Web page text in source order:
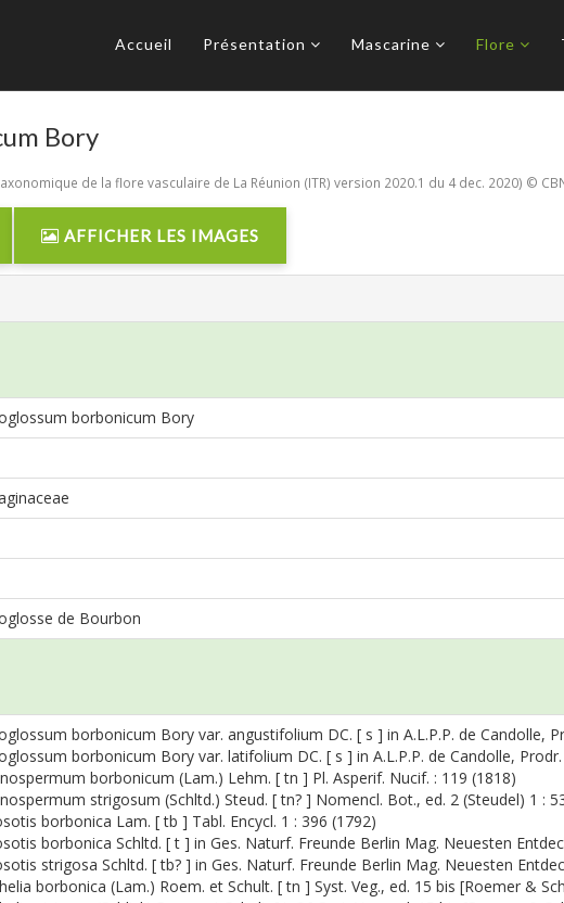
Accueil Présentation Mascarine Flore
Bory
de la flore vasculaire de La Réunion (ITR) version 2020.1 du 4 dec. 2020) ©
AFFICHER LES IMAGES
borbonicum Bory
de Bourbon
borbonicum Bory var. angustifolium DC. [ s ] in A.L.P.P. de Candolle,
borbonicum Bory var. latifolium DC. [ s ] in A.L.P.P. de Candolle,
borbonicum (Lam.) Lehm. [ tn ] Pl. Asperif. Nucif. : 119 (1818)
strigosum (Schltd.) Steud. [ tn? ] Nomencl. Bot., ed. 2 (Steudel) 1 :
borbonica Lam. [ tb ] Tabl. Encycl. 1 : 396 (1792)
borbonica Schltd. [ t ] in Ges. Naturf. Freunde Berlin Mag. Neuesten
strigosa Schltd. [ tb? ] in Ges. Naturf. Freunde Berlin Mag. Neuesten
borbonica (Lam.) Roem. et Schult. [ tn ] Syst. Veg., ed. 15 bis [Roemer &